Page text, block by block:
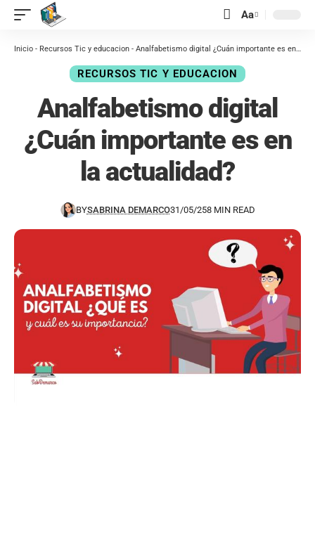
contenido Aa
Inicio - Recursos Tic y educacion - Analfabetismo digital ¿Cuán importante es en la actualidad?
RECURSOS TIC Y EDUCACION
Analfabetismo digital
¿Cuán importante es en
la actualidad?
BYSABRINA DEMARCO31/05/258 MIN READ